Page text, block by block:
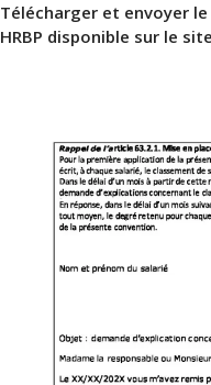
Télécharger et envoyer
HRBP disponible sur le